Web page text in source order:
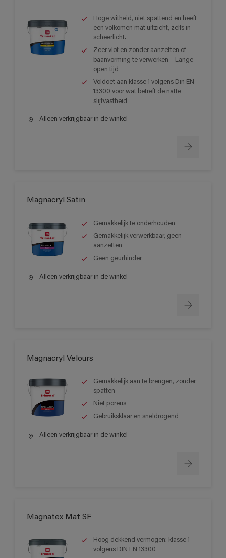
Hoge witheid, niet spattend en heeft
een volkomen mat uitzicht, zelfs in
scheerlicht.
Zeer vlot en zonder aanzetten of
baanvorming te verwerken – Lange
open tijd
Voldoet aan klasse 1 volgens Din EN
13300 voor wat betreft de natte
slijtvastheid
Alleen verkrijgbaar in de winkel
Magnacryl Satin
Gemakkelijk te onderhouden
Gemakkelijk verwerkbaar, geen
aanzetten
Geen geurhinder
Alleen verkrijgbaar in de winkel
Magnacryl Velours
Gemakkelijk aan te brengen, zonder
spatten
Niet poreus
Gebruiksklaar en sneldrogend
Alleen verkrijgbaar in de winkel
Magnatex Mat SF
Hoog dekkend vermogen: klasse 1
volgens DIN EN 13300